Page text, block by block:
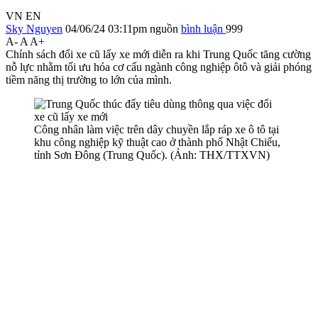
VN EN
Sky Nguyen 04/06/24 03:11pm nguồn bình luận 999
A- A A+
Chính sách đổi xe cũ lấy xe mới diễn ra khi Trung Quốc tăng cường
nỗ lực nhằm tối ưu hóa cơ cấu ngành công nghiệp ôtô và giải phóng
tiềm năng thị trường to lớn của mình.
Công nhân làm việc trên dây chuyền lắp ráp xe ô tô tại
khu công nghiệp kỹ thuật cao ở thành phố Nhật Chiếu,
tỉnh Sơn Đông (Trung Quốc). (Ảnh: THX/TTXVN)